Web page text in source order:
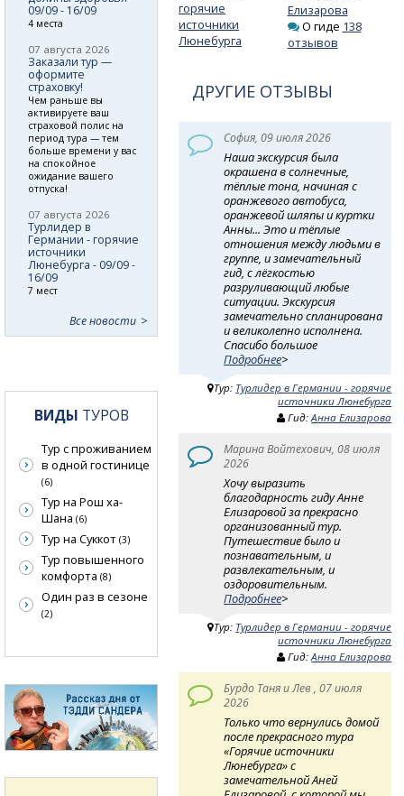
горячие
источники
Люнебурга
Елизарова
О гиде 138
отзывов
ДРУГИЕ ОТЗЫВЫ
София, 09 июля 2026
Наша экскурсия была
окрашена в солнечные,
тёплые тона, начиная с
оранжевого автобуса,
оранжевой шляпы и куртки
Анны... Это и тёплые
отношения между людьми в
группе, и замечательный
гид, с лёгкостью
разруливающий любые
ситуации. Экскурсия
замечательно спланирована
и великолепно исполнена.
Спасибо большое
Подробнее>
Тур: Турлидер в Германии - горячие
источники Люнебурга
Гид:Анна Елизарова
Марина Войтехович, 08 июля
2026
Хочу выразить
благодарность гиду Анне
Елизаровой за прекрасно
организованный тур.
Путешествие было и
познавательным, и
развлекательным, и
оздоровительным.
Подробнее>
Тур: Турлидер в Германии - горячие
источники Люнебурга
Гид:Анна Елизарова
Бурдо Таня и Лев , 07 июля
2026
Только что вернулись домой
после прекрасного тура
«Горячие источники
Люнебурга» с
замечательной Аней
09/09 - 16/09
4 места
07 августа 2026
Заказали тур —
оформите
страховку!
Чем раньше вы
активируете ваш
страховой полис на
период тура — тем
больше времени у вас
на спокойное
ожидание вашего
отпуска!
07 августа 2026
Турлидер в
Германии - горячие
источники
Люнебурга - 09/09 -
16/09
7 мест
Все новости
ВИДЫ ТУРОВ
Тур с проживанием
в одной гостинице
(6)
Тур на Рош ха-
Шана (6)
Тур на Суккот (3)
Тур повышенного
комфорта (8)
Один раз в сезоне
(2)